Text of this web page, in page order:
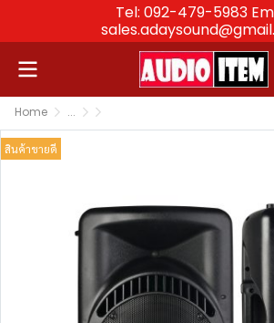
Tel: 092-479-5983
Home ... ลำโพงพกพา ลำโพงล้อลาก ลำโพงพร้
สินค้าขายดี